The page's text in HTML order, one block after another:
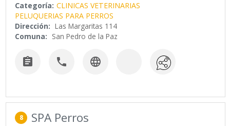
Categoría: CLINICAS VETERINARIAS
PELUQUERIAS PARA PERROS
Dirección: Las Margaritas 114
Comuna: San Pedro de la Paz
  
8 SPA Perros